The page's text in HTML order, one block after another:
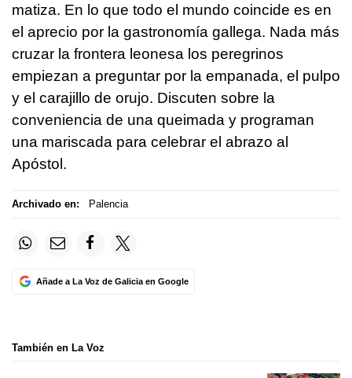
matiza. En lo que todo el mundo coincide es en
el aprecio por la gastronomía gallega. Nada más
cruzar la frontera leonesa los peregrinos
empiezan a preguntar por la empanada, el pulpo
y el carajillo de orujo. Discuten sobre la
conveniencia de una queimada y programan
una mariscada para celebrar el abrazo al
Apóstol.
Archivado en: Palencia
Añade a La Voz de Galicia en Google
También en La Voz